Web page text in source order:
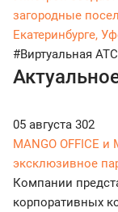
загородные
Екатеринбурге,
#Виртуальная АТС
05 августа 302
MANGO OFFICE
эксклюзивное
Компании
корпоративных